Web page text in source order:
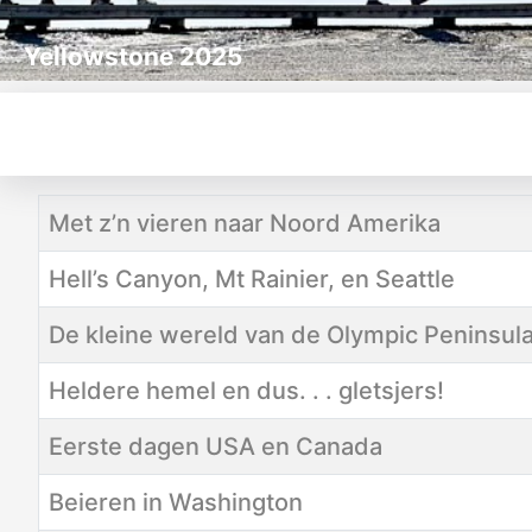
Yellowstone 2025
Titel Categorie Aanmaakdatum
Met z’n vieren naar Noord Amerika
Hell’s Canyon, Mt Rainier, en Seattle
De kleine wereld van de Olympic
Heldere hemel en dus. . . gletsjers!
Eerste dagen USA en Canada
Beieren in Washington